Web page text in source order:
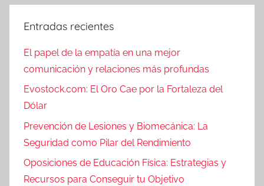
Entradas recientes
El papel de la empatía en una mejor
comunicación y relaciones más profundas
Evostock.com: El Oro Cae por la Fortaleza del
Dólar
Prevención de Lesiones y Biomecánica: La
Seguridad como Pilar del Rendimiento
Oposiciones de Educación Física: Estrategias y
Recursos para Conseguir tu Objetivo